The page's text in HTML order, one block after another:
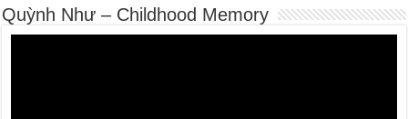
Quỳnh Như – Childhood Memory